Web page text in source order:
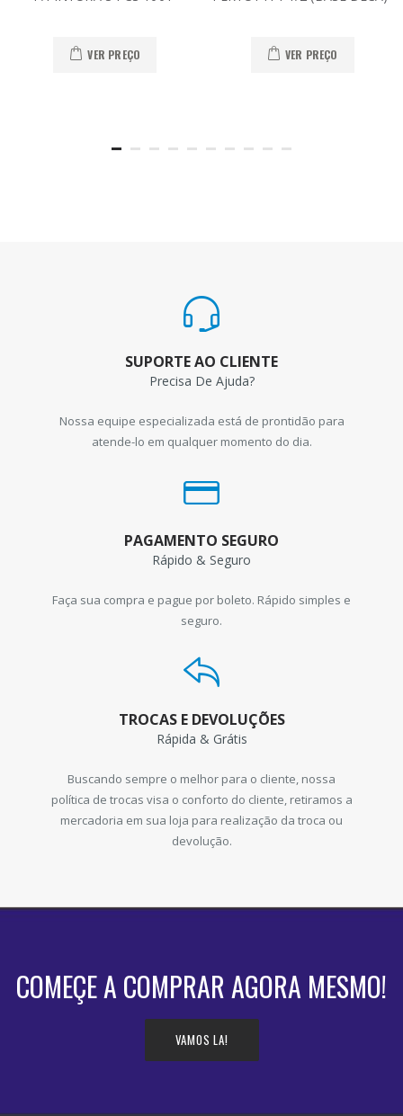
VER PREÇO VER PREÇO
SUPORTE AO CLIENTE
Precisa De Ajuda?
Nossa equipe especializada está de prontidão para
atende-lo em qualquer momento do dia.
PAGAMENTO SEGURO
Rápido & Seguro
Faça sua compra e pague por boleto. Rápido simples e
seguro.
TROCAS E DEVOLUÇÕES
Rápida & Grátis
Buscando sempre o melhor para o cliente, nossa
política de trocas visa o conforto do cliente, retiramos a
mercadoria em sua loja para realização da troca ou
devolução.
COMEÇE A COMPRAR AGORA MESMO!
VAMOS LA!